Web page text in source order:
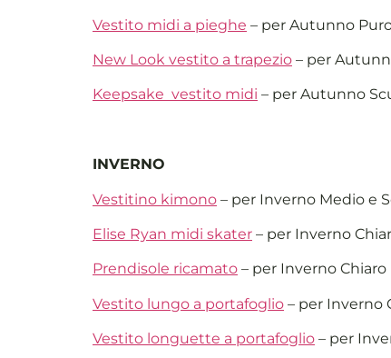
Vestito midi a pieghe – per Autunno
New Look vestito a trapezio – per
Keepsake vestito midi – per Autunno
INVERNO
Vestitino kimono – per Inverno Medio e
Elise Ryan midi skater – per Inverno
Prendisole ricamato – per Inverno Chiaro
Vestito lungo a portafoglio – per Inverno
Vestito longuette a portafoglio – per